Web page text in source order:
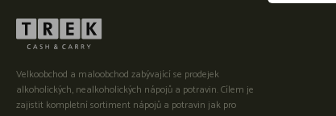
Velkoobchod a maloobchod zabývající se prodejek
alkoholických, nealkoholických nápojů a potravin. Cílem je
zajistit kompletní sortiment nápojů a potravin jak pro